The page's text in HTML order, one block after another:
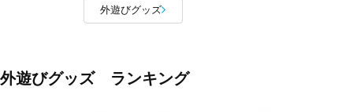
外遊びグッズ
外遊びグッズ ランキング